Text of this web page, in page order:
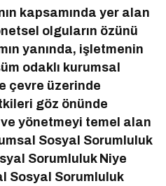
kapsamında yer alan
olguların özünü
yanında, işletmenin
odaklı kurumsal
çevre üzerinde
göz önünde
yönetmeyi temel alan
Sosyal Sorumluluk
Sorumluluk Niye
Sosyal Sorumluluk